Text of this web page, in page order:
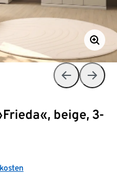
beige, 3-